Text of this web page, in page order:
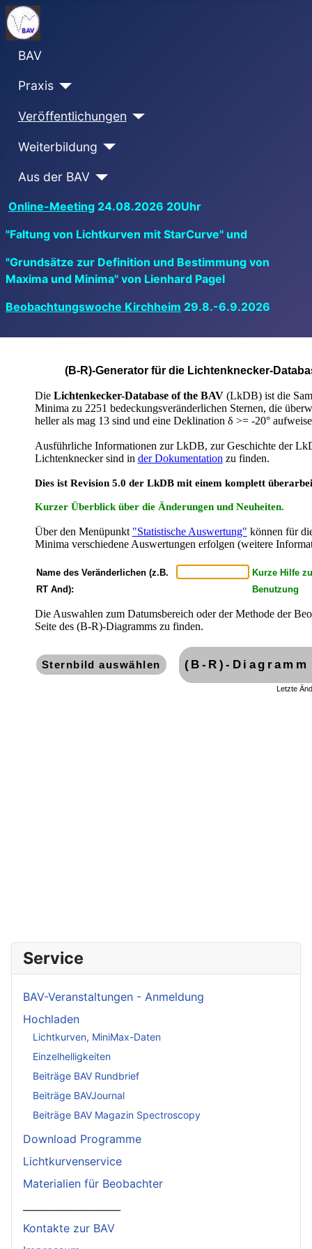
BAV
Praxis
Veröffentlichungen
Weiterbildung
Aus der BAV
Online-Meeting 24.08.2026 20Uhr
"Faltung von Lichtkurven mit StarCurve" und
"Grundsätze zur Definition und Bestimmung von
Maxima und Minima" von Lienhard Pagel
Beobachtungswoche Kirchheim 29.8.-6.9.2026
Service
BAV-Veranstaltungen - Anmeldung
Hochladen
Lichtkurven, MiniMax-Daten
Einzelhelligkeiten
Beiträge BAV Rundbrief
Beiträge BAVJournal
Beiträge BAV Magazin Spectroscopy
Download Programme
Lichtkurvenservice
Materialien für Beobachter
Kontakte zur BAV